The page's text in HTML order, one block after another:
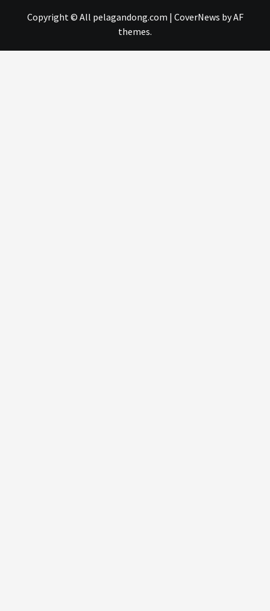
Copyright © All pelagandong.com | CoverNews by AF
themes.